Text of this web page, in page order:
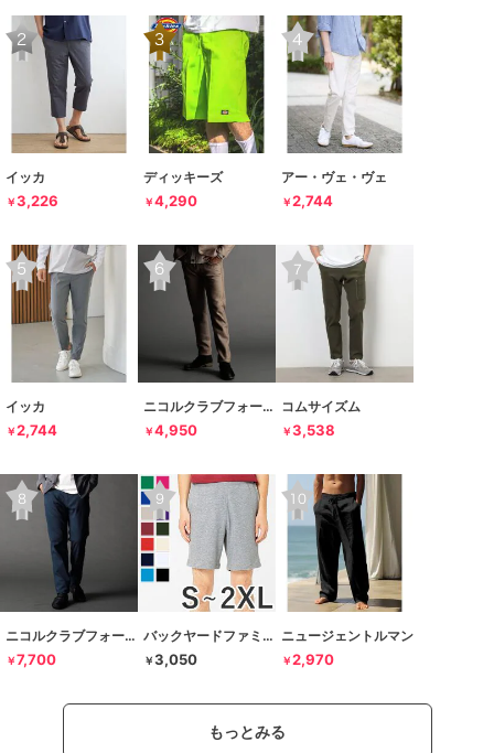
イッカ
￥3,226
ディッキーズ
￥4,290
アー・ヴェ・ヴェ
￥2,744
イッカ
￥2,744
ニコルクラブフォーメン
￥4,950
コムサイズム
￥3,538
ニコルクラブフォーメン
￥7,700
バックヤードファミリー
￥3,050
ニュージェントルマン
￥2,970
もっとみる